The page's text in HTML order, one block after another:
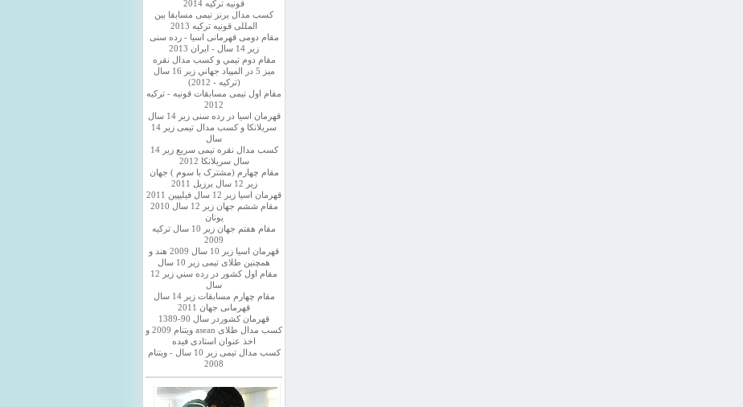
قونیه ترکیه 2014
کسب مدال برنز تیمی مسابقا بین
المللی قونیه ترکیه 2013
مقام دومی قهرمانی اسیا - رده سنی
زیر 14 سال - ایران 2013
مقام دوم تيمي و كسب مدال نقره
ميز 5 در المپياد جهاني زير 16 سال
(تركيه - 2012)
مقام اول تیمی مسابقات قونیه - ترکیه
2012
قهرمان اسیا در رده سنی زیر 14 سال
سريلانكا و کسب مدال تیمی زیر 14
سال
کسب مدال نقره تیمی سریع زیر 14
سال سریلانکا 2012
مقام چهارم (مشترک با سوم ) جهان
زیر 12 سال برزیل 2011
قهرمان اسيا زير 12 سال فیلیپین 2011
مقام ششم جهان زیر 12 سال 2010
یونان
مقام هفتم جهان زیر 10 سال ترکیه
2009
قهرمان اسيا زیر 10 سال 2009 هند و
همچنین طلای تیمی زیر 10 سال
مقام اول كشور در رده سني زير 12
سال
مقام چهارم مسابقات زیر 14 سال
قهرمانی جهان 2011
قهرمان کشوردر سال 90-1389
کسب مدال طلای asean ویتنام 2009 و
اخذ عنوان استادی فیده
کسب مدال تیمی زیر 10 سال - ویتنام
2008